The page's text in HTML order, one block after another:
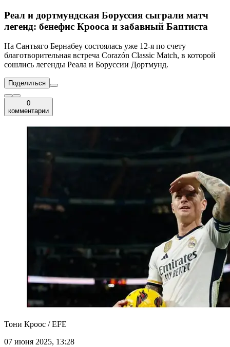
Реал и дортмундская Боруссия сыграли матч
легенд: бенефис Крооса и забавный Баптиста
На Сантьяго Бернабеу состоялась уже 12-я по счету
благотворительная встреча Corazón Classic Match, в которой
сошлись легенды Реала и Боруссии Дортмунд.
Поделиться
0
комментарии
Тони Кроос / EFE
07 июня 2025, 13:28